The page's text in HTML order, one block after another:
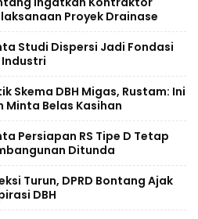
Proyek Drainase
Studi Dispersi Jadi Fondasi
Industri
Skema DBH Migas, Rustam: Ini
Minta Belas Kasihan
Persiapan RS Tipe D Tetap
Ditunda
Turun, DPRD Bontang Ajak
DBH